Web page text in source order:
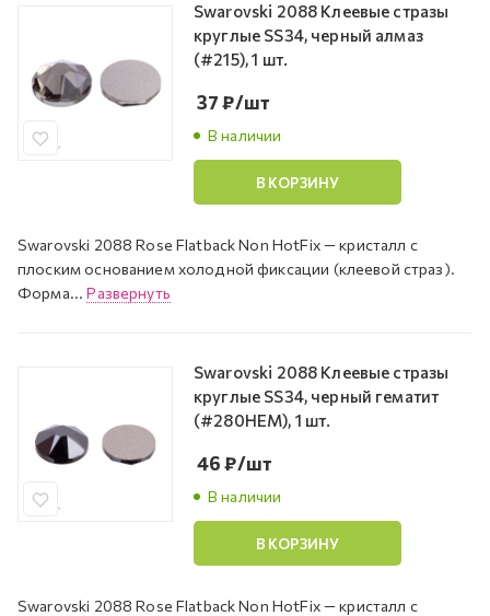
Swarovski 2088 Клеевые стразы
круглые SS34, черный алмаз
(#215), 1 шт.
В наличии
37₽/шт
В КОРЗИНУ
Swarovski 2088 Rose Flatback Non HotFix — кристалл с
плоским основанием холодной фиксации (клеевой страз).
Форма...Развернуть
Swarovski 2088 Клеевые стразы
круглые SS34, черный гематит
(#280HEM), 1 шт.
В наличии
46₽/шт
В КОРЗИНУ
Swarovski 2088 Rose Flatback Non HotFix — кристалл с